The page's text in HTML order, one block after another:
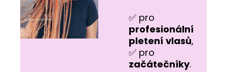
✅ pro
profesionální
pletení vlasů,
✅ pro
začátečníky.